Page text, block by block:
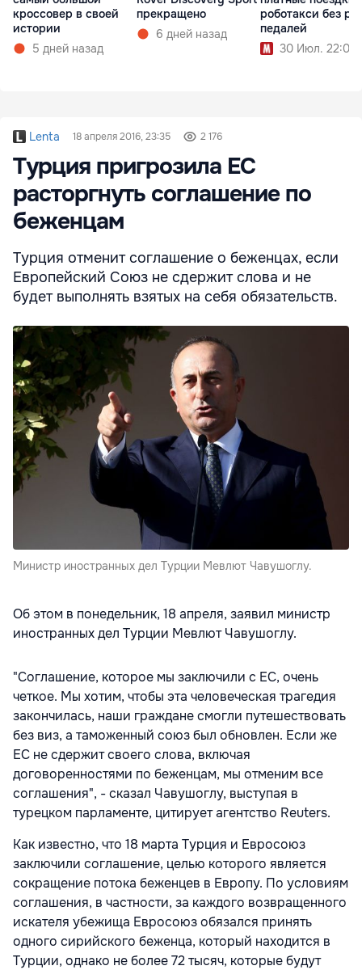
кроссовер в своей
истории
5 дней назад
прекращено
6 дней назад
роботакси без
педалей
30 Июл. 22:00
Lenta 18 апреля 2016, 23:35 2 176
Турция пригрозила ЕС
расторгнуть соглашение по
беженцам
Турция отменит соглашение о беженцах, если
Европейский Союз не сдержит слова и не
будет выполнять взятых на себя обязательств.
Министр иностранных дел Турции Мевлют Чавушоглу.
Об этом в понедельник, 18 апреля, заявил министр
иностранных дел Турции Мевлют Чавушоглу.
"Соглашение, которое мы заключили с ЕС, очень
четкое. Мы хотим, чтобы эта человеческая трагедия
закончилась, наши граждане смогли путешествовать
без виз, а таможенный союз был обновлен. Если же
ЕС не сдержит своего слова, включая
договоренностями по беженцам, мы отменим все
соглашения", - сказал Чавушоглу, выступая в
турецком парламенте, цитирует агентство Reuters.
Как известно, что 18 марта Турция и Евросоюз
заключили соглашение, целью которого является
сокращение потока беженцев в Европу. По условиям
соглашения, в частности, за каждого возвращенного
искателя убежища Евросоюз обязался принять
одного сирийского беженца, который находится в
Турции, однако не более 72 тысяч, которые будут